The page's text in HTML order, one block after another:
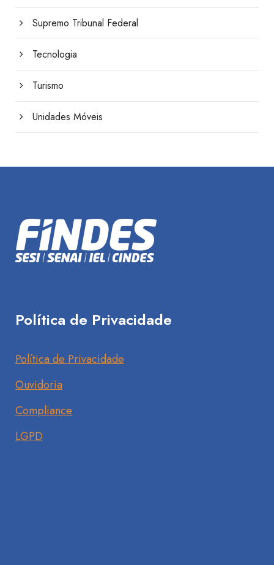
Supremo Tribunal Federal
Tecnologia
Turismo
Unidades Móveis
Política de Privacidade
Política de Privacidade
Ouvidoria
Compliance
LGPD